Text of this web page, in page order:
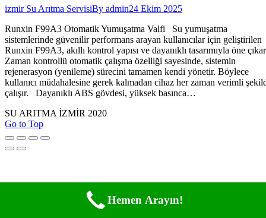
izmir Su Arıtma ServisiBy admin24 Ekim 2025
Runxin F99A3 Otomatik Yumuşatma Valfi Su yumuşatma
sistemlerinde güvenilir performans arayan kullanıcılar için geliştirilen
Runxin F99A3, akıllı kontrol yapısı ve dayanıklı tasarımıyla öne
Zaman kontrollü otomatik çalışma özelliği sayesinde, sistemin
rejenerasyon (yenileme) sürecini tamamen kendi yönetir. Böylece
kullanıcı müdahalesine gerek kalmadan cihaz her zaman verimli
çalışır. Dayanıklı ABS gövdesi, yüksek basınca…
SU ARITMA İZMİR 2020
Go to Top
Hemen Arayın!